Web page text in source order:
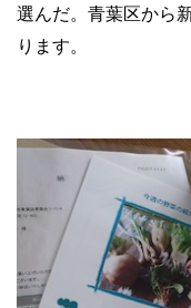
選んだ。青葉区から
ります。